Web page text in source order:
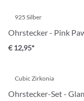
925 Silber
Ohrstecker - Pink
€ 12,95*
Cubic Zirkonia
Ohrstecker-Set -